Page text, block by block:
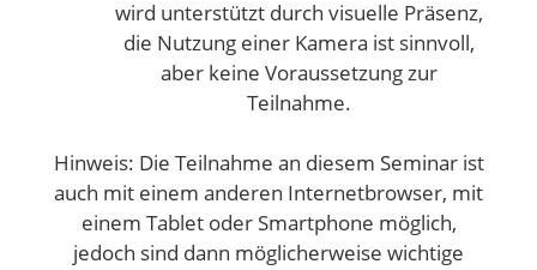
wird unterstützt durch visuelle Präsenz,
die Nutzung einer Kamera ist sinnvoll,
aber keine Voraussetzung zur
Teilnahme.
Hinweis: Die Teilnahme an diesem Seminar ist
auch mit einem anderen Internetbrowser, mit
einem Tablet oder Smartphone möglich,
jedoch sind dann möglicherweise wichtige